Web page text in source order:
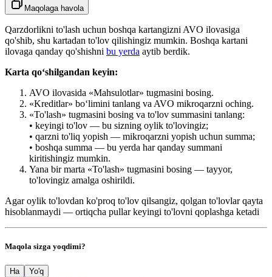
Maqolaga havola
Qarzdorlikni to'lash uchun boshqa kartangizni AVO ilovasiga
qo'shib, shu kartadan to'lov qilishingiz mumkin. Boshqa kartani
ilovaga qanday qo'shishni bu yerda aytib berdik.
Karta qo‘shilgandan keyin:
AVO ilovasida «Mahsulotlar» tugmasini bosing.
«Kreditlar» bo‘limini tanlang va AVO mikroqarzni oching.
«To'lash» tugmasini bosing va to'lov summasini tanlang:
• keyingi to'lov — bu sizning oylik to'lovingiz;
• qarzni to'liq yopish — mikroqarzni yopish uchun summa;
• boshqa summa — bu yerda har qanday summani
kiritishingiz mumkin.
Yana bir marta «To'lash» tugmasini bosing — tayyor,
to'lovingiz amalga oshirildi.
Agar oylik to'lovdan ko'proq to'lov qilsangiz, qolgan to'lovlar qayta
hisoblanmaydi — ortiqcha pullar keyingi to'lovni qoplashga ketadi
Maqola sizga yoqdimi?
Ha Yo'q